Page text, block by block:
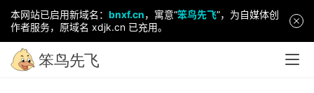
本网站已启用新域名： bnxf.cn，寓意“笨鸟先飞”，为自媒体创
作者服务，原域名 xdjk.cn 已充用。